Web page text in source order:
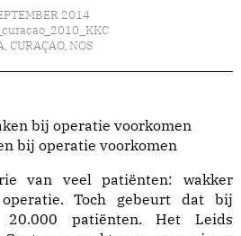
2014
, CURAÇAO, NOS
bij operatie voorkomen
van veel patiënten: wakker
Toch gebeurt dat bij
patiënten. Het Leids